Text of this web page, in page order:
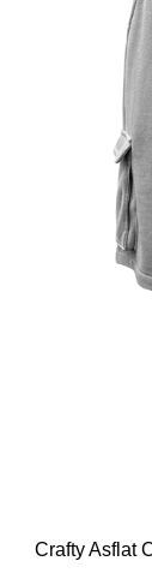
Crafty Asflat